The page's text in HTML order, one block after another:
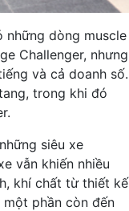
những dòng muscle
Challenger, nhưng
và cả doanh số.
trong khi đó
siêu xe
vẫn khiến nhiều
khí chất từ thiết kế
phần còn đến